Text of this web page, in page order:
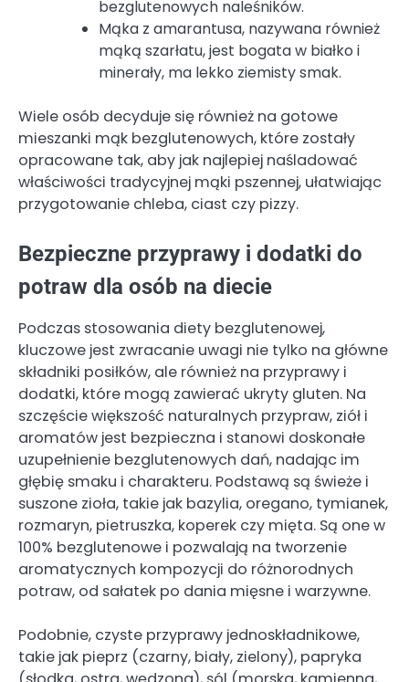
bezglutenowych naleśników.
Mąka z amarantusa, nazywana również
mąką szarłatu, jest bogata w białko i
minerały, ma lekko ziemisty smak.
Wiele osób decyduje się również na gotowe
mieszanki mąk bezglutenowych, które zostały
opracowane tak, aby jak najlepiej naśladować
właściwości tradycyjnej mąki pszennej, ułatwiając
przygotowanie chleba, ciast czy pizzy.
Bezpieczne przyprawy i dodatki do
potraw dla osób na diecie
Podczas stosowania diety bezglutenowej,
kluczowe jest zwracanie uwagi nie tylko na główne
składniki posiłków, ale również na przyprawy i
dodatki, które mogą zawierać ukryty gluten. Na
szczęście większość naturalnych przypraw, ziół i
aromatów jest bezpieczna i stanowi doskonałe
uzupełnienie bezglutenowych dań, nadając im
głębię smaku i charakteru. Podstawą są świeże i
suszone zioła, takie jak bazylia, oregano, tymianek,
rozmaryn, pietruszka, koperek czy mięta. Są one w
100% bezglutenowe i pozwalają na tworzenie
aromatycznych kompozycji do różnorodnych
potraw, od sałatek po dania mięsne i warzywne.
Podobnie, czyste przyprawy jednoskładnikowe,
takie jak pieprz (czarny, biały, zielony), papryka